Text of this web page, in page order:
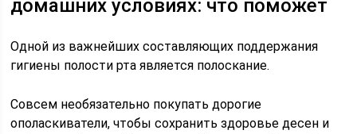
домашних условиях: что поможет
Одной из важнейших составляющих поддержания
гигиены полости рта является полоскание.
Совсем необязательно покупать дорогие
ополаскиватели, чтобы сохранить здоровье десен и